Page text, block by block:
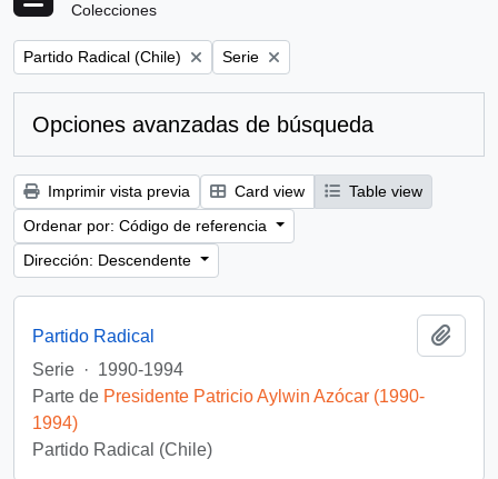
Colecciones
Remove filter:
Partido Radical (Chile) Remove filter:
Serie
Opciones avanzadas de búsqueda
Imprimir vista previa Card view
Table view
Ordenar por: Código de referencia
Dirección: Descendente
Partido Radical
Serie · 1990-1994
Parte de Presidente Patricio Aylwin Azócar (1990-
1994)
Partido Radical (Chile)